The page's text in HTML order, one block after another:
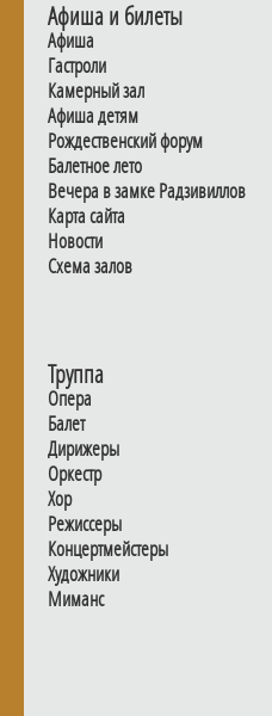
Афиша и билеты
Афиша
Гастроли
Камерный зал
Афиша детям
Рождественский форум
Балетное лето
Вечера в замке Радзивиллов
Карта сайта
Новости
Схема залов
Труппа
Опера
Балет
Дирижеры
Оркестр
Хор
Режиссеры
Концертмейстеры
Художники
Миманс